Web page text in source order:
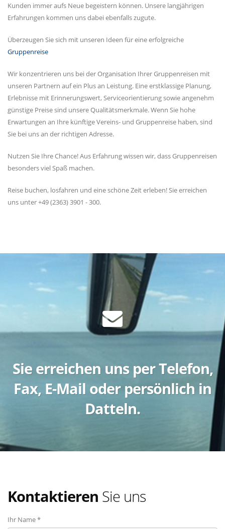
Kunden immer aufs Neue begeistern können. Unsere langjährigen
Erfahrungen kommen uns dabei ebenfalls zugute.
Überzeugen Sie sich mit unseren Ideen für eine erfolgreiche
Gruppenreise
Wir konzentrieren uns bei der Organisation Ihrer Gruppenreisen mit
unseren Partnern auf ein Plus an Leistung. Eine erstklassige Planung,
Erlebnisse mit Erinnerungswert, Serviceorientierung sowie angenehm
günstige Preise sind unsere Qualitätsmerkmale. Wenn Sie hohe
Erwartungen an Ihre künftige Vereins- und Gruppenreise haben, sind
Sie bei uns an der richtigen Adresse.
Nutzen Sie Ihre Chance! Aus Erfahrung wissen wir, dass Gruppenreisen
besonders viel Spaß machen.
Reise buchen, losfahren und eine schöne Zeit erleben! Sie erreichen
uns unter +49 (2363) 3901 - 300.
Sie erreichen uns per Telefon,
Fax, E-Mail oder persönlich in
Datteln.
Kontaktieren Sie uns
Ihr Name *